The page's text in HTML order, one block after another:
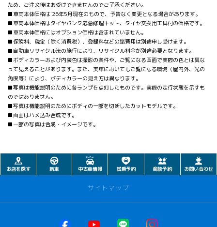
ため、ご注文後はお受けできませんのでご了承ください。
■車両本体価格は'26年5月現在のもので、予告なく変更となる場合があります。
■車両本体価格はタイヤパンク応急修理キット、タイヤ交換用工具付の価格です。
■車両本体価格にはオプション価格は含まれていません。
■保険料、税金（除く消費税）、登録料などの諸費用は別途申し受けます。
■自動車リサイクル法の施行により、リサイクル料金が別途必要となります。
■ボディカラーおよび内装色は撮影の条件や、ご覧になる画面で実際の色とは異な
って見えることがあります。また、実車においてもご覧になる環境（屋内外、光の
角度等）により、ボディカラーの見え方は異なります。
■写真は機能説明のために各ランプを点灯したものです。実際の走行状態を示すも
のではありません。
■写真は機能説明のためにボディの一部を切断したカットモデルです。
■画面はハメ込み合成です。
■一部の写真は合成・イメージです。
お店を探す 新車 中古車情報 試乗予約 商談予約 お問い合わせ
サイトマップ